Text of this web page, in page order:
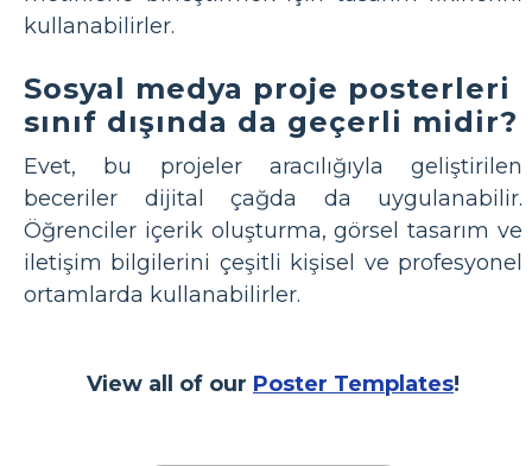
kullanabilirler.
Sosyal medya proje posterleri
sınıf dışında da geçerli midir?
Evet, bu projeler aracılığıyla geliştirilen
beceriler dijital çağda da uygulanabilir.
Öğrenciler içerik oluşturma, görsel tasarım ve
iletişim bilgilerini çeşitli kişisel ve profesyonel
ortamlarda kullanabilirler.
View all of our Poster Templates!